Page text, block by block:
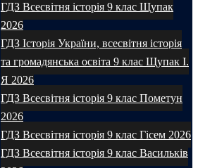
ГДЗ Всесвітня історія 9 клас Щупак
2026
ГДЗ Історія України, всесвітня історія
та громадянська освіта 9 клас Щупак І.
Я 2026
ГДЗ Всесвітня історія 9 клас Пометун
2026
ГДЗ Всесвітня історія 9 клас Гісем 2026
ГДЗ Всесвітня історія 9 клас Васильків